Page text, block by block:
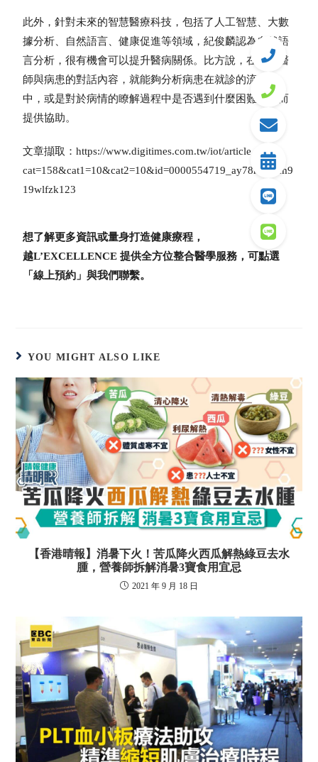
此外，針對未來的智慧醫療科技，包括了人工智慧、大數
據分析、自然語言、健康促進等領域，紀俊麟認為自然語
言分析，很有機會可以提升醫病關係。比方說，在診間醫
師與病患的對話內容，就能夠分析病患在就診的流程當
中，或是對於病情的瞭解過程中是否遇到什麼困難，進而
提供協助。
文章擷取：https://www.digitimes.com.tw/iot/article.asp?
cat=158&cat1=10&cat2=10&id=0000554719_ay78hrzv0m9
19wlfzk123
想了解更多資訊或量身打造健康療程，
越L’EXCELLENCE 提供全方位整合醫學服務，可點選
「線上預約」與我們聯繫。
YOU MIGHT ALSO LIKE
【香港晴報】消暑下火！苦瓜降火西瓜解熱綠豆去水
腫，營養師拆解消暑3寶食用宜忌
2021 年 9 月 18 日